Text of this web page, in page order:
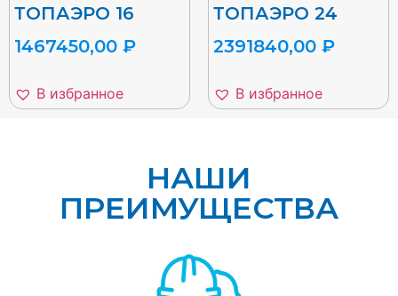
ТОПАЭРО 16
1467450,00 ₽
В избранное
ТОПАЭРО 24
2391840,00 ₽
В избранное
НАШИ
ПРЕИМУЩЕСТВА